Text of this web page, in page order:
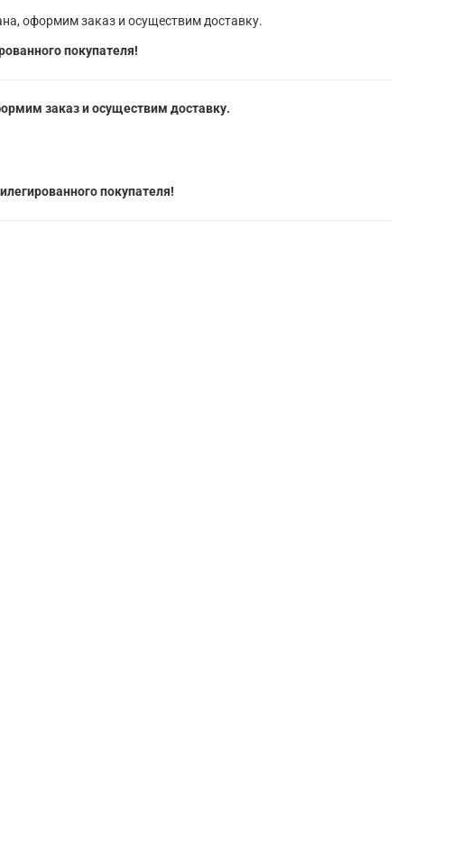
оформим заказ и осуществим доставку.
покупателя!
заказ и осуществим доставку.
покупателя!